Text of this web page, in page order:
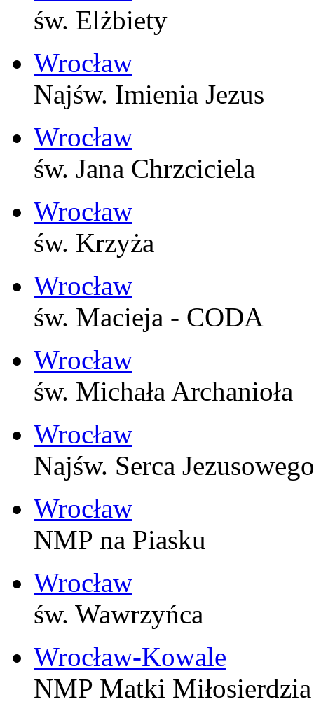
św. Elżbiety
Wrocław
Najśw. Imienia Jezus
Wrocław
św. Jana Chrzciciela
Wrocław
św. Krzyża
Wrocław
św. Macieja - CODA
Wrocław
św. Michała Archanioła
Wrocław
Najśw. Serca Jezusowego
Wrocław
NMP na Piasku
Wrocław
św. Wawrzyńca
Wrocław-Kowale
NMP Matki Miłosierdzia